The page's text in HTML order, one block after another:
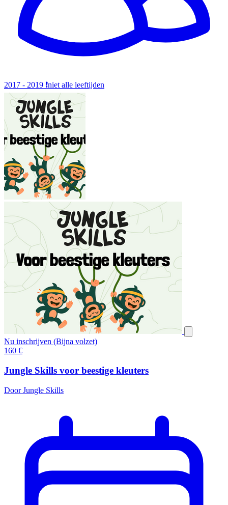
2017 - 2019 ❗️niet alle leeftijden
Nu inschrijven (Bijna volzet)
160 €
Jungle Skills voor beestige kleuters
Door Jungle Skills